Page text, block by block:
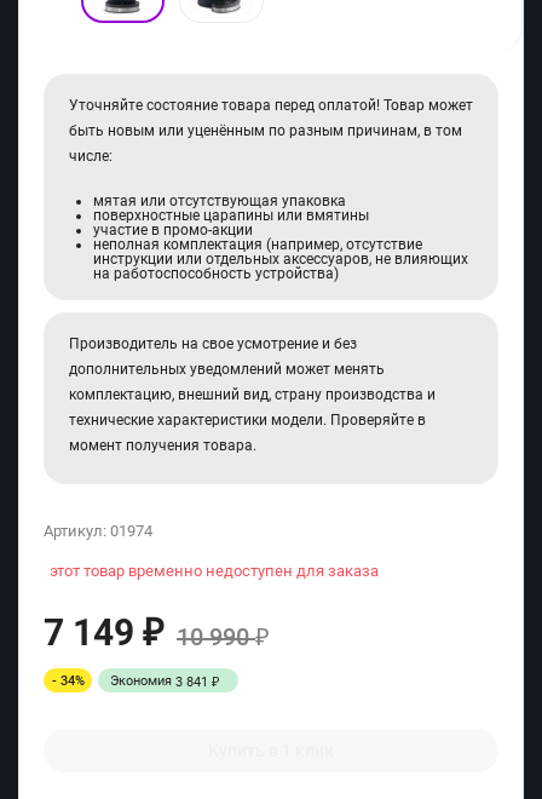
Уточняйте состояние товара перед оплатой! Товар может
быть новым или уценённым по разным причинам, в том
числе:
мятая или отсутствующая упаковка
поверхностные царапины или вмятины
участие в промо-акции
неполная комплектация (например, отсутствие
инструкции или отдельных аксессуаров, не влияющих
на работоспособность устройства)
Производитель на свое усмотрение и без
дополнительных уведомлений может менять
комплектацию, внешний вид, страну производства и
технические характеристики модели. Проверяйте в
момент получения товара.
Артикул: 01974
этот товар временно недоступен для заказа
7 149 ₽ 10 990₽
- 34% Экономия 3 841 ₽